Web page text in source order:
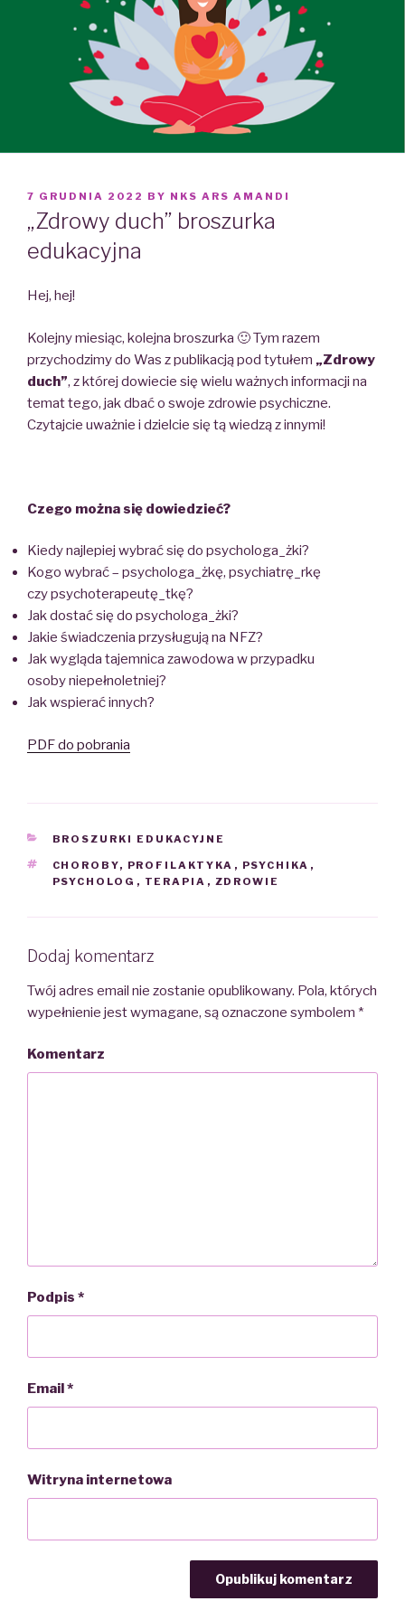
POSTED
ON
7 GRUDNIA 2022 BY NKS ARS AMANDI
„Zdrowy duch” broszurka
edukacyjna
Hej, hej!
Kolejny miesiąc, kolejna broszurka 🙂 Tym razem
przychodzimy do Was z publikacją pod tytułem „Zdrowy
duch”, z której dowiecie się wielu ważnych informacji na
temat tego, jak dbać o swoje zdrowie psychiczne.
Czytajcie uważnie i dzielcie się tą wiedzą z innymi!
Czego można się dowiedzieć?
Kiedy najlepiej wybrać się do psychologa_żki?
Kogo wybrać – psychologa_żkę, psychiatrę_rkę
czy psychoterapeutę_tkę?
Jak dostać się do psychologa_żki?
Jakie świadczenia przysługują na NFZ?
Jak wygląda tajemnica zawodowa w przypadku
osoby niepełnoletniej?
Jak wspierać innych?
PDF do pobrania
CATEGORIES
BROSZURKI EDUKACYJNE
TAGS
CHOROBY, PROFILAKTYKA , PSYCHIKA ,
PSYCHOLOG , TERAPIA , ZDROWIE
Dodaj komentarz
Twój adres email nie zostanie opublikowany. Pola, których
wypełnienie jest wymagane, są oznaczone symbolem *
Komentarz
Podpis *
Email*
Witryna internetowa